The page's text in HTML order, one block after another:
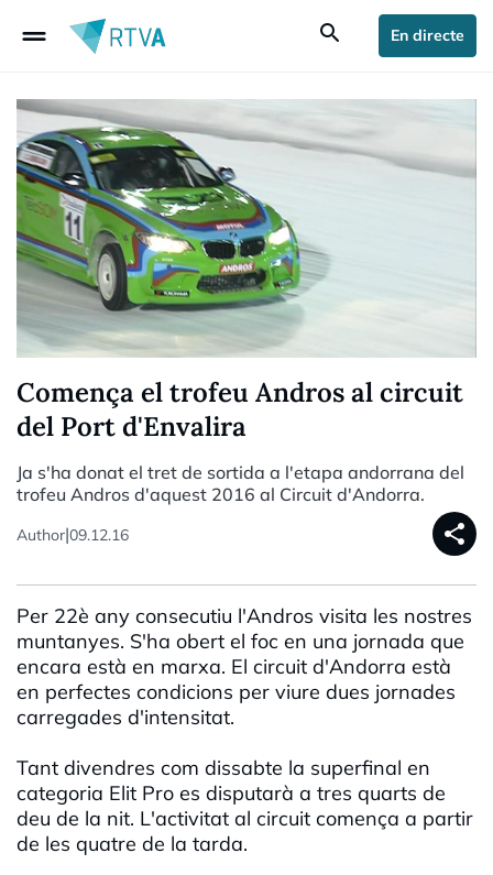
drag_handle search En directe
Comença el trofeu Andros al circuit
del Port d'Envalira
Ja s'ha donat el tret de sortida a l'etapa andorrana del
trofeu Andros d'aquest 2016 al Circuit d'Andorra.
Author|09.12.16 share
Per 22è any consecutiu l'Andros visita les nostres
muntanyes. S'ha obert el foc en una jornada que
encara està en marxa. El circuit d'Andorra està
en perfectes condicions per viure dues jornades
carregades d'intensitat.
Tant divendres com dissabte la superfinal en
categoria Elit Pro es disputarà a tres quarts de
deu de la nit. L'activitat al circuit comença a partir
de les quatre de la tarda.